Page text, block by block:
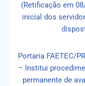
(Retificação em
inicial dos
Portaria FAETEC/
– Institui
permanente de